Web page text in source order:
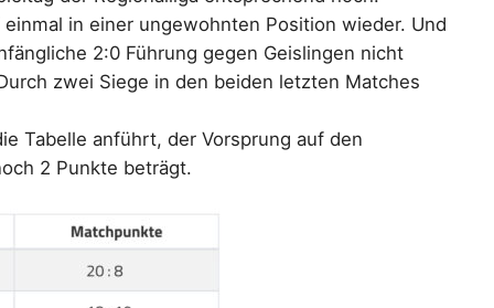
in einer ungewohnten Position wieder. Und
2:0 Führung gegen Geislingen nicht
zwei Siege in den beiden letzten Matches
Tabelle anführt, der Vorsprung auf den
2 Punkte beträgt.